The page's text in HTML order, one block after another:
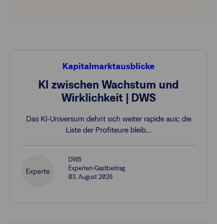
Kapitalmarktausblicke
KI zwischen Wachstum und
Wirklichkeit | DWS
Das KI-Universum dehnt sich weiter rapide aus; die
Liste der Profiteure bleib…
DWS
Experten-Gastbeitrag
03. August 2026